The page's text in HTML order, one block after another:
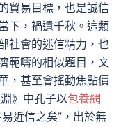
貿易目標，也是誠信
下，禍遺千秋。這類
社會的迷信精力，也
範疇的相似題目，文
，甚至會搖動焦點價
》中孔子以包養網
近信之矣”，出於無